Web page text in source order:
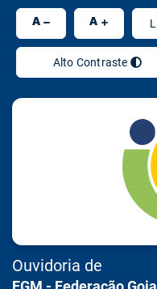
Seção de atalhos
A A
Alto Contraste
Ouvidoria de